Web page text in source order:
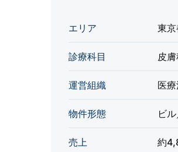
エリア 東
診療科目 皮
運営組織 医
物件形態 ビ
売上 約